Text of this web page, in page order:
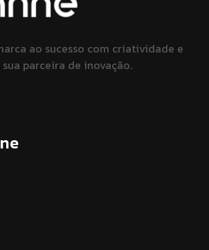
ao sucesso com criatividade e
sua parceira de inovação.